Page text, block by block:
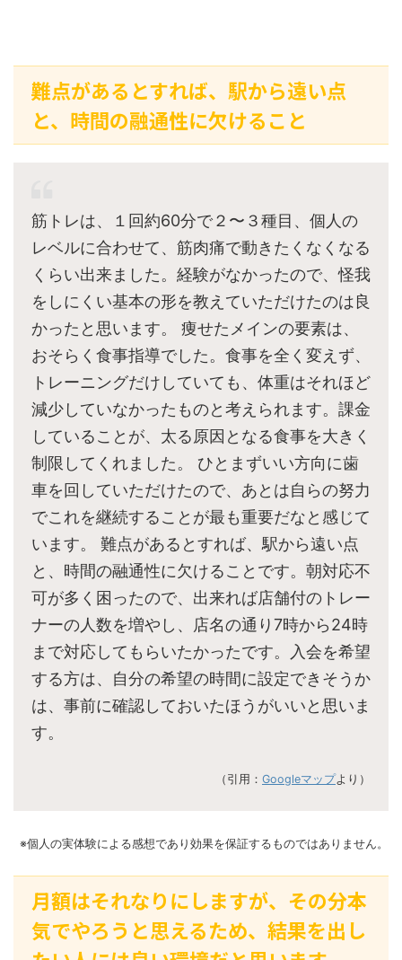
難点があるとすれば、駅から遠い点
と、時間の融通性に欠けること
筋トレは、１回約60分で２〜３種目、個人の
レベルに合わせて、筋肉痛で動きたくなくなる
くらい出来ました。経験がなかったので、怪我
をしにくい基本の形を教えていただけたのは良
かったと思います。 痩せたメインの要素は、
おそらく食事指導でした。食事を全く変えず、
トレーニングだけしていても、体重はそれほど
減少していなかったものと考えられます。課金
していることが、太る原因となる食事を大きく
制限してくれました。 ひとまずいい方向に歯
車を回していただけたので、あとは自らの努力
でこれを継続することが最も重要だなと感じて
います。 難点があるとすれば、駅から遠い点
と、時間の融通性に欠けることです。朝対応不
可が多く困ったので、出来れば店舗付のトレー
ナーの人数を増やし、店名の通り7時から24時
まで対応してもらいたかったです。入会を希望
する方は、自分の希望の時間に設定できそうか
は、事前に確認しておいたほうがいいと思いま
す。
（引用： Googleマップより）
※個人の実体験による感想であり効果を保証するものではありません。
月額はそれなりにしますが、その分本
気でやろうと思えるため、結果を出し